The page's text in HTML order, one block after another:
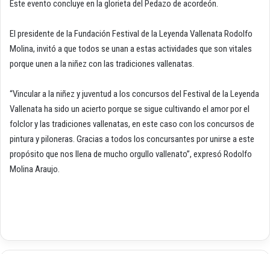
Este evento concluye en la glorieta del Pedazo de acordeón.
El presidente de la Fundación Festival de la Leyenda Vallenata Rodolfo
Molina, invitó a que todos se unan a estas actividades que son vitales
porque unen a la niñez con las tradiciones vallenatas.
“Vincular a la niñez y juventud a los concursos del Festival de la Leyenda
Vallenata ha sido un acierto porque se sigue cultivando el amor por el
folclor y las tradiciones vallenatas, en este caso con los concursos de
pintura y piloneras. Gracias a todos los concursantes por unirse a este
propósito que nos llena de mucho orgullo vallenato”, expresó Rodolfo
Molina Araujo.